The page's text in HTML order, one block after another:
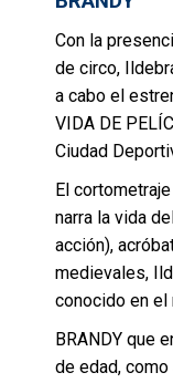
Con la
de circo,
a cabo el
VIDA DE
Ciudad
El
narra la vida
acción),
medievales,
conocido en el
BRANDY que
de edad,